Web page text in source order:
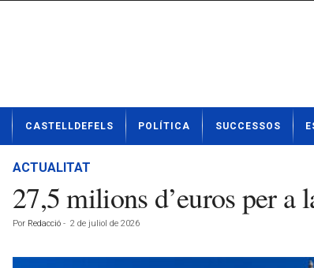
t
CASTELLDEFELS POLÍTICA SUCCESSOS
ACTUALITAT
27,5 milions d’euros per
Por Redacció - 2 de juliol de 2026